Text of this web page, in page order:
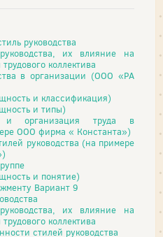
руководства
их влияние на
коллектива
в организации (ООО «PA
и классификация)
и типы)
и организация труда в
ООО фирма « Константа»)
руководства (на примере
и понятие)
Вариант 9
их влияние на
коллектива
стилей руководства